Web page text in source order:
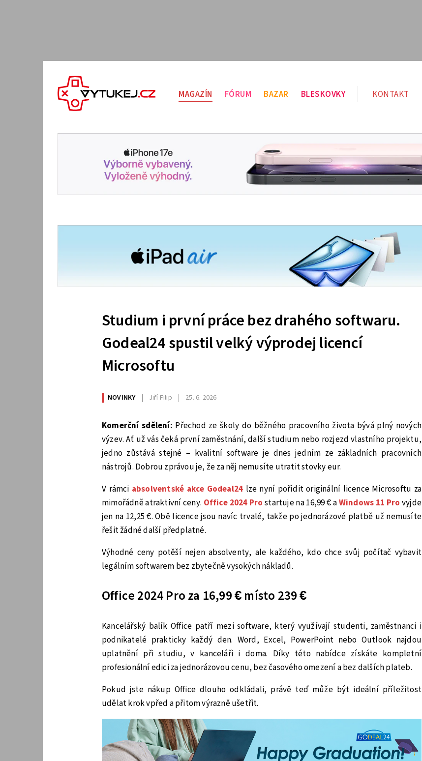
MAGAZÍN FÓRUM BAZAR BLESKOVKY KONTAKT
Studium i první práce bez drahého softwaru.
Godeal24 spustil velký výprodej licencí
Microsoftu
NOVINKY Jiří Filip 25. 6. 2026
Komerční sdělení: Přechod ze školy do běžného pracovního života bývá plný nových
výzev. Ať už vás čeká první zaměstnání, další studium nebo rozjezd vlastního projektu,
jedno zůstává stejné – kvalitní software je dnes jedním ze základních pracovních
nástrojů. Dobrou zprávou je, že za něj nemusíte utratit stovky eur.
V rámci absolventské akce Godeal24 lze nyní pořídit originální licence Microsoftu za
mimořádně atraktivní ceny. Office 2024 Pro startuje na 16,99 € aWindows 11 Pro vyjde
jen na 12,25 €. Obě licence jsou navíc trvalé, takže po jednorázové platbě už nemusíte
řešit žádné další předplatné.
Výhodné ceny potěší nejen absolventy, ale každého, kdo chce svůj počítač vybavit
legálním softwarem bez zbytečně vysokých nákladů.
Office 2024 Pro za 16,99 € místo 239 €
Kancelářský balík Office patří mezi software, který využívají studenti, zaměstnanci i
podnikatelé prakticky každý den. Word, Excel, PowerPoint nebo Outlook najdou
uplatnění při studiu, v kanceláři i doma. Díky této nabídce získáte kompletní
profesionální edici za jednorázovou cenu, bez časového omezení a bez dalších plateb.
Pokud jste nákup Office dlouho odkládali, právě teď může být ideální příležitost
udělat krok vpřed a přitom výrazně ušetřit.